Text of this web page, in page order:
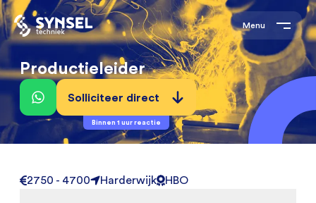
Menu
Productieleider
Solliciteer direct
Binnen 1 uur reactie
2750 - 4700 Harderwijk HBO